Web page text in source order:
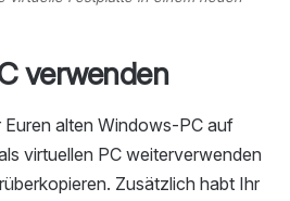
verwenden
alten Windows-PC auf
virtuellen PC weiterverwenden
Zusätzlich habt Ihr